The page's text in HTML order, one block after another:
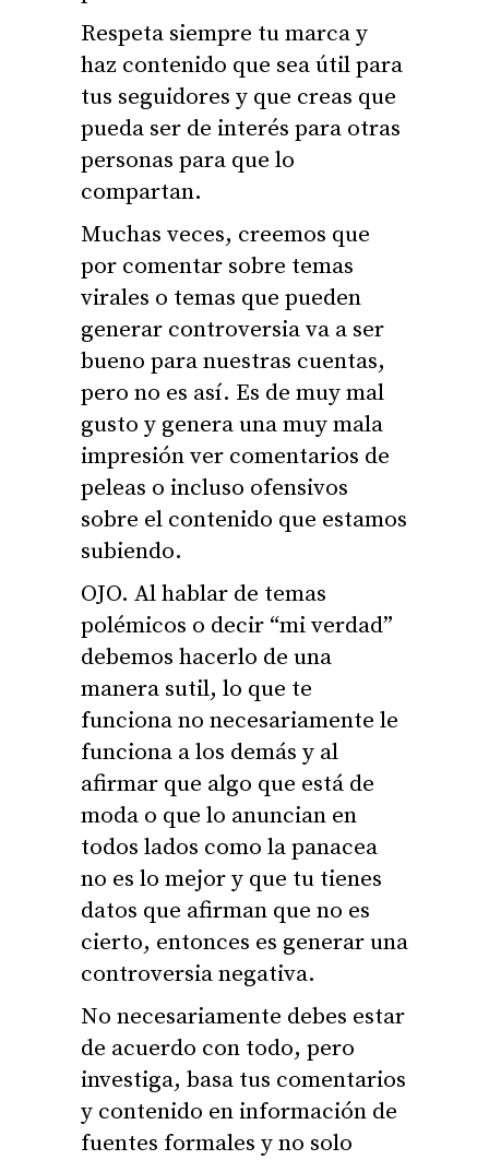
Respeta siempre tu marca y
haz contenido que sea útil para
tus seguidores y que creas que
pueda ser de interés para otras
personas para que lo
compartan.
Muchas veces, creemos que
por comentar sobre temas
virales o temas que pueden
generar controversia va a ser
bueno para nuestras cuentas,
pero no es así. Es de muy mal
gusto y genera una muy mala
impresión ver comentarios de
peleas o incluso ofensivos
sobre el contenido que estamos
subiendo.
OJO. Al hablar de temas
polémicos o decir “mi verdad”
debemos hacerlo de una
manera sutil, lo que te
funciona no necesariamente le
funciona a los demás y al
afirmar que algo que está de
moda o que lo anuncian en
todos lados como la panacea
no es lo mejor y que tu tienes
datos que afirman que no es
cierto, entonces es generar una
controversia negativa.
No necesariamente debes estar
de acuerdo con todo, pero
investiga, basa tus comentarios
y contenido en información de
fuentes formales y no solo